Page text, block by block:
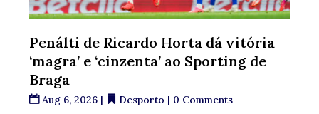
Penálti de Ricardo Horta dá vitória
‘magra’ e ‘cinzenta’ ao Sporting de
Braga
Aug 6, 2026 | Desporto | 0 Comments